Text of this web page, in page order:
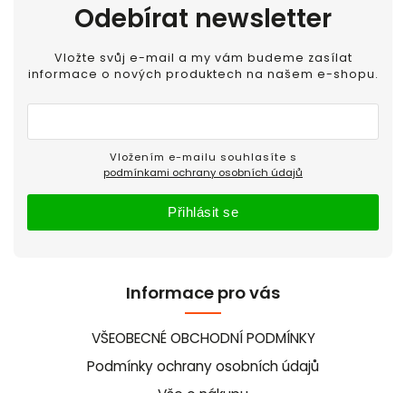
Informace pro vás
VŠEOBECNÉ OBCHODNÍ PODMÍNKY
Podmínky ochrany osobních údajů
Odebírat newsletter
Vložte svůj e-mail a my vám budeme zasílat
informace o nových produktech na našem e-shopu.
podmínkami ochrany osobních údajů
Přihlásit se